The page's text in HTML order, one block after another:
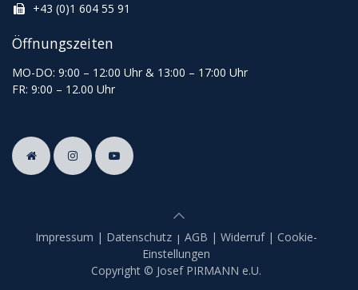
+43 (0)1 604 55 91
Öffnungszeiten
MO-DO: 9:00 – 12:00 Uhr & 13:00 – 17:00 Uhr
FR: 9:00 – 12.00 Uhr
Impressum | Datenschutz | AGB | Widerruf | Cookie-
Einstellungen
Copyright © Josef PIRMANN e.U.